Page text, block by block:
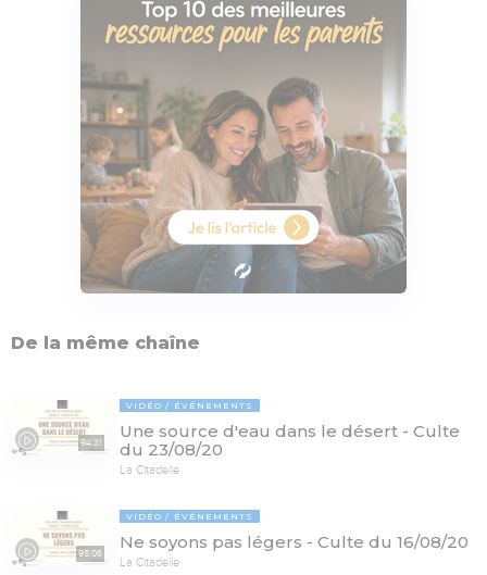
De la même chaîne
94:31
VIDÉO ÉVÉNEMENTS
Une source d'eau dans le désert - Culte
du 23/08/20
La Citadelle
95:06
VIDÉO ÉVÉNEMENTS
Ne soyons pas légers - Culte du 16/08/20
La Citadelle